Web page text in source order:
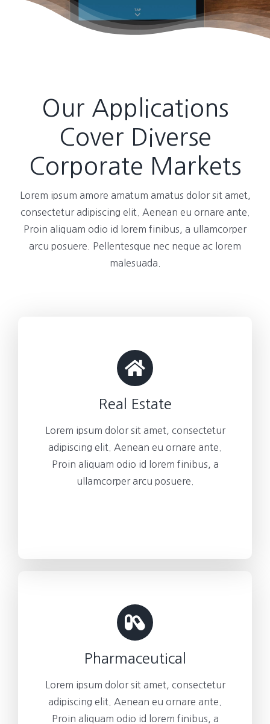
Our Applications
Cover Diverse
Corporate Markets
Lorem ipsum amore amatum amatus dolor sit amet,
consectetur adipiscing elit. Aenean eu ornare ante.
Proin aliquam odio id lorem finibus, a ullamcorper
arcu posuere. Pellentesque nec neque ac lorem
malesuada.
Real Estate
Lorem ipsum dolor sit amet, consectetur
adipiscing elit. Aenean eu ornare ante.
Proin aliquam odio id lorem finibus, a
ullamcorper arcu posuere.
Pharmaceutical
Lorem ipsum dolor sit amet, consectetur
adipiscing elit. Aenean eu ornare ante.
Proin aliquam odio id lorem finibus, a